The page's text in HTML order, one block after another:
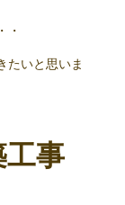
・
たいと思いま
事